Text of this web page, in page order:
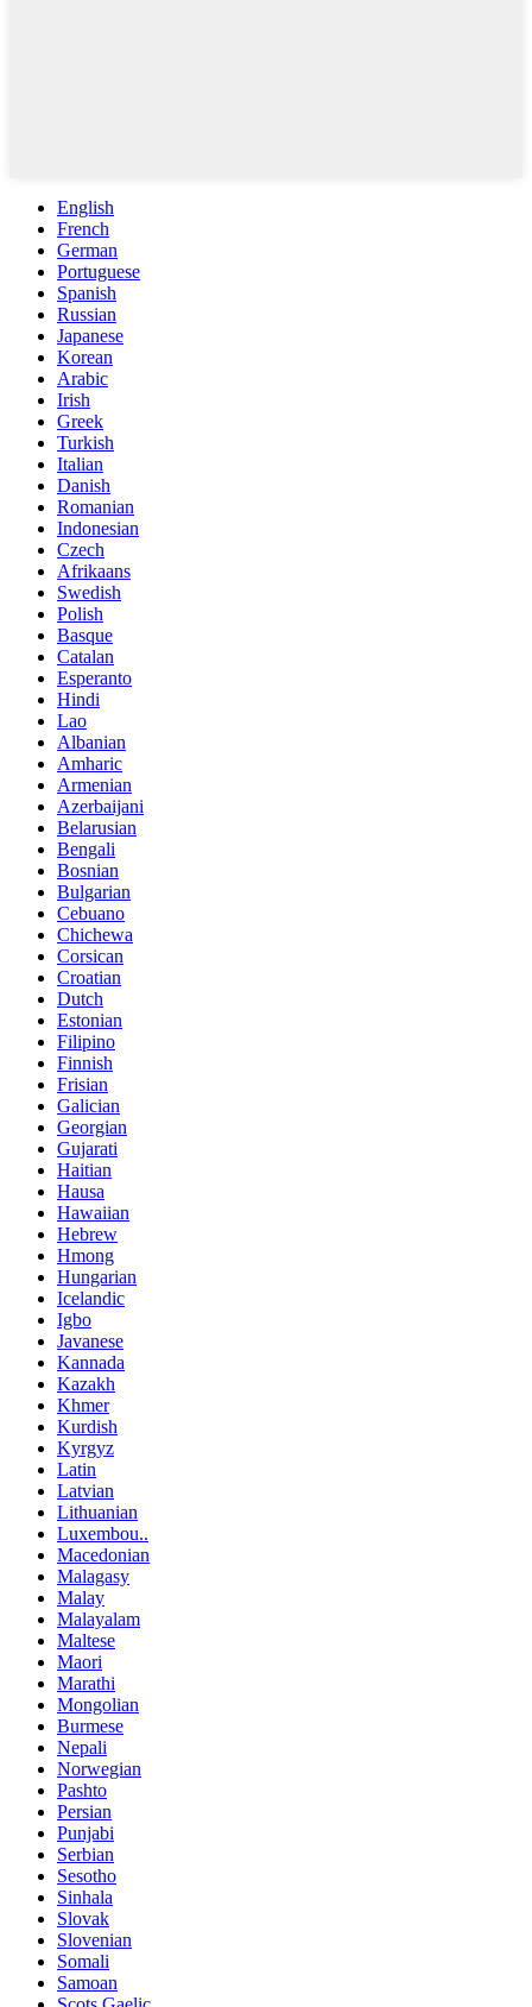
English
French
German
Portuguese
Spanish
Russian
Japanese
Korean
Arabic
Irish
Greek
Turkish
Italian
Danish
Romanian
Indonesian
Czech
Afrikaans
Swedish
Polish
Basque
Catalan
Esperanto
Hindi
Lao
Albanian
Amharic
Armenian
Azerbaijani
Belarusian
Bengali
Bosnian
Bulgarian
Cebuano
Chichewa
Corsican
Croatian
Dutch
Estonian
Filipino
Finnish
Frisian
Galician
Georgian
Gujarati
Haitian
Hausa
Hawaiian
Hebrew
Hmong
Hungarian
Icelandic
Igbo
Javanese
Kannada
Kazakh
Khmer
Kurdish
Kyrgyz
Latin
Latvian
Lithuanian
Luxembou..
Macedonian
Malagasy
Malay
Malayalam
Maltese
Maori
Marathi
Mongolian
Burmese
Nepali
Norwegian
Pashto
Persian
Punjabi
Serbian
Sesotho
Sinhala
Slovak
Slovenian
Somali
Samoan